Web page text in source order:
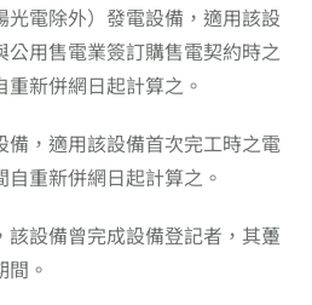
光電除外）發電設備，適用該設
公用售電業簽訂購售電契約時之
新併網日起計算之。
備，適用該設備首次完工時之電
重新併網日起計算之。
該設備曾完成設備登記者，其躉
。